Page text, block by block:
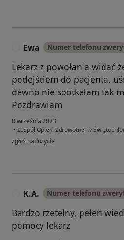
Ewa Numer telefonu
Lekarz z powołania widać
podejściem do pacjenta,
dawno nie spotkałam tak
Pozdrawiam
8 września 2023
• Zespół Opieki Zdrowotnej w
w opinii użytkownika Ewa
zgłoś nadużycie
K.A. Numer telefonu
Bardzo rzetelny, pełen
pomocy lekarz